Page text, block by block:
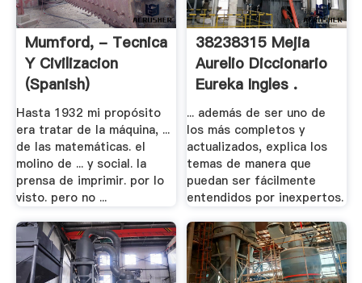
Mumford, - Tecnica
Y Civilizacion
(Spanish)
Hasta 1932 mi propósito
era tratar de la máquina, ...
de las matemáticas. el
molino de ... y social. la
prensa de imprimir. por lo
visto. pero no ...
38238315 Mejia
Aurelio Diccionario
Eureka Ingles .
... además de ser uno de
los más completos y
actualizados, explica los
temas de manera que
puedan ser fácilmente
entendidos por inexpertos.